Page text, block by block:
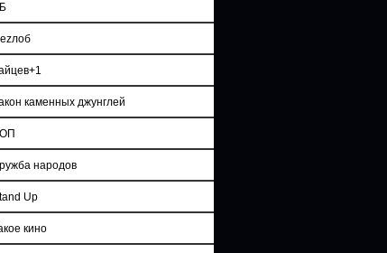
каменных джунглей
народов
Up
кино